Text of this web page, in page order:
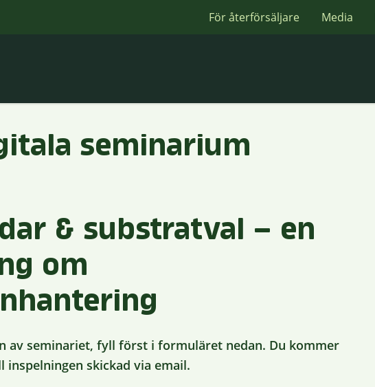
För återförsäljare Media
seminarium
& substratval – en
om
av seminariet, fyll först i formuläret nedan. Du kommer
inspelningen skickad via email.